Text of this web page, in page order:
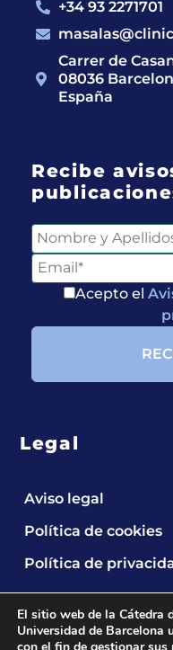
+34 93 2271701
Carrer de
08036
España
Recibe
Acepto el
Legal
Aviso legal
Política de cookies
Política de
El sitio web de la Cátedra
Universidad de Barcelona